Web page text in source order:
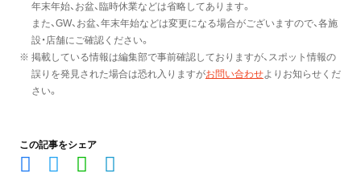
年末年始、お盆、臨時休業などは省略してあります。
また、GW、お盆、年末年始などは変更になる場合がございますので、各施
設・店舗にご確認ください。
※ 掲載している情報は編集部で事前確認しておりますが、スポット情報の
誤りを発見された場合は恐れ入りますがお問い合わせよりお知らせくだ
さい。
この記事をシェア